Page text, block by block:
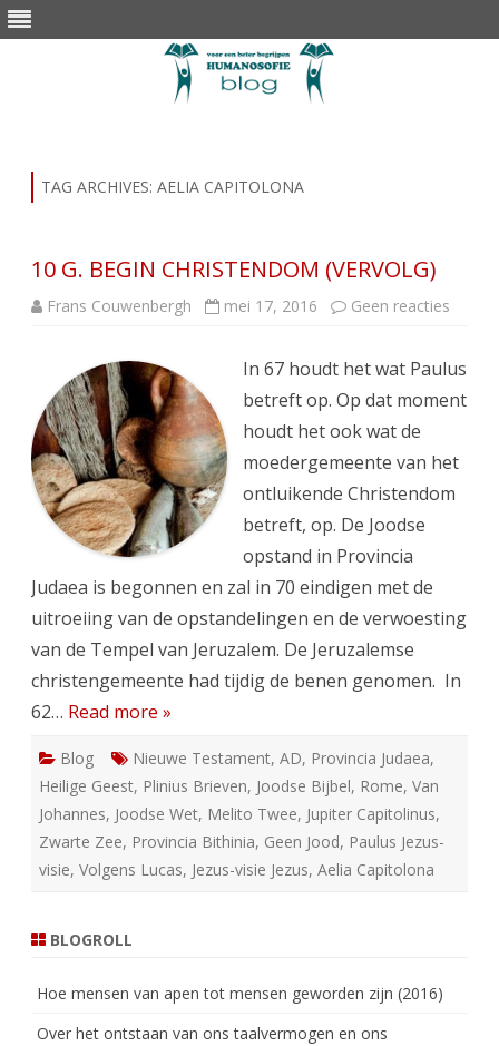
TAG ARCHIVES: AELIA CAPITOLONA
10 G. BEGIN CHRISTENDOM (VERVOLG)
Frans Couwenbergh mei 17, 2016 Geen reacties
In 67 houdt het wat Paulus
betreft op. Op dat moment
houdt het ook wat de
moedergemeente van het
ontluikende Christendom
betreft, op. De Joodse
opstand in Provincia
Judaea is begonnen en zal in 70 eindigen met de
uitroeiing van de opstandelingen en de verwoesting
van de Tempel van Jeruzalem. De Jeruzalemse
christengemeente had tijdig de benen genomen. In
62… Read more »
Blog Nieuwe Testament, AD, Provincia Judaea,
Heilige Geest, Plinius Brieven, Joodse Bijbel, Rome, Van
Johannes, Joodse Wet, Melito Twee, Jupiter Capitolinus,
Zwarte Zee, Provincia Bithinia, Geen Jood, Paulus Jezus-
visie, Volgens Lucas, Jezus-visie Jezus, Aelia Capitolona
BLOGROLL
Hoe mensen van apen tot mensen geworden zijn (2016)
Over het ontstaan van ons taalvermogen en ons